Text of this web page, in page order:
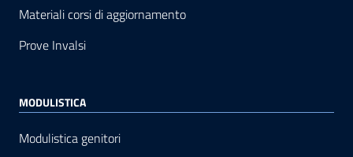
Materiali corsi di aggiornamento
Prove Invalsi
MODULISTICA
Modulistica genitori